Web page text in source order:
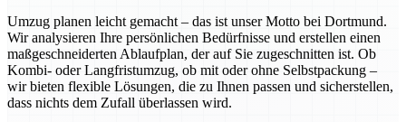
Umzug planen leicht gemacht – das ist unser Motto bei Dortmund.
Wir analysieren Ihre persönlichen Bedürfnisse und erstellen einen
maßgeschneiderten Ablaufplan, der auf Sie zugeschnitten ist. Ob
Kombi- oder Langfristumzug, ob mit oder ohne Selbstpackung –
wir bieten flexible Lösungen, die zu Ihnen passen und sicherstellen,
dass nichts dem Zufall überlassen wird.